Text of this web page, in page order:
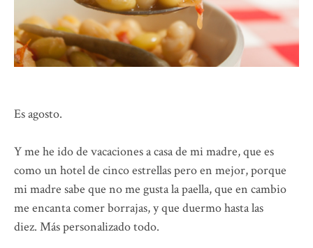
Es agosto.
Y me he ido de vacaciones a casa de mi madre, que es
como un hotel de cinco estrellas pero en mejor, porque
mi madre sabe que no me gusta la paella, que en cambio
me encanta comer borrajas, y que duermo hasta las
diez. Más personalizado todo.